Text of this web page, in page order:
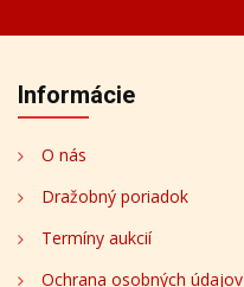
Informácie
O nás
Dražobný poriadok
Termíny aukcií
Ochrana osobných údajov